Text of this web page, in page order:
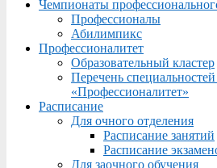
Чемпионаты
Профессионалы
Абилимпикс
Профессионалитет
Образовательный кластер
Перечень
«Профессионалитет»
Расписание
Для очного отделения
Расписание занятий
Расписание
Для заочного обучения